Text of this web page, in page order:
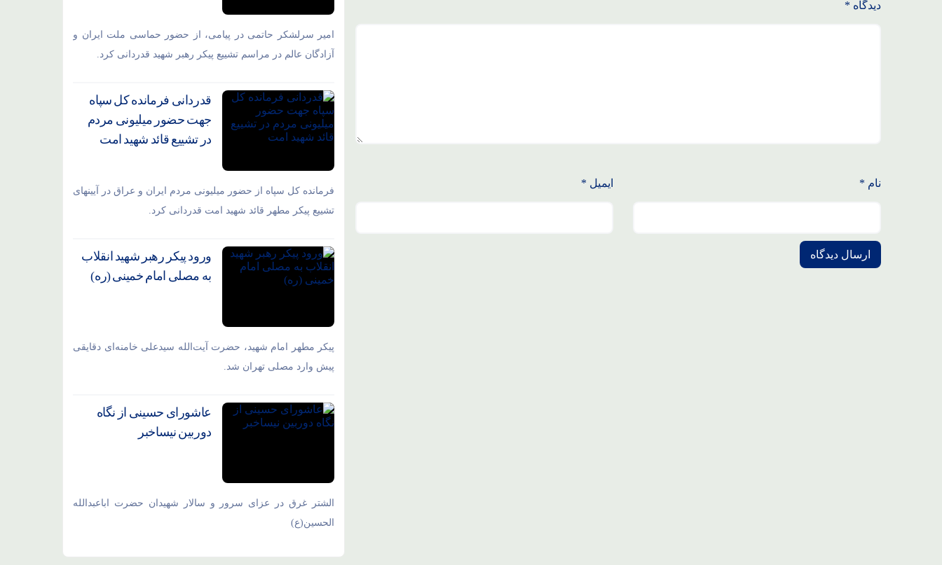
دیدگاه *
نام * ایمیل *
امیر سرلشکر حاتمی در پیامی، از حضور حماسی ملت ایران و
آزادگان عالم در مراسم تشییع پیکر رهبر شهید قدردانی کرد.
قدردانی فرمانده کل سپاه
جهت حضور میلیونی مردم
در تشییع قائد شهید امت
فرمانده کل سپاه از حضور میلیونی مردم ایران و عراق در آیینهای
تشییع پیکر مطهر قائد شهید امت قدردانی کرد.
ورود پیکر رهبر شهید انقلاب
به مصلی امام خمینی (ره)
پیکر مطهر امام شهید،‌ حضرت آیت‌الله سیدعلی خامنه‌ای دقایقی
پیش وارد مصلی تهران شد.
عاشورای حسینی از نگاه
دوربین نیساخبر
الشتر غرق در عزای سرور و سالار شهیدان حضرت اباعبدالله
الحسین(ع)